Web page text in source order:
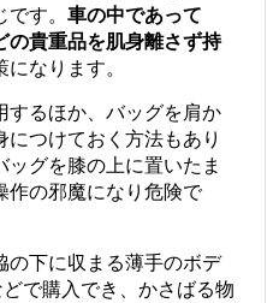
です。車の中であって
の貴重品を肌身離さず持
なります。
するほか、バッグを肩か
につけておく方法もあり
ッグを膝の上に置いたま
作の邪魔になり危険で
の下に収まる薄手のボデ
で購入でき、かさばる物